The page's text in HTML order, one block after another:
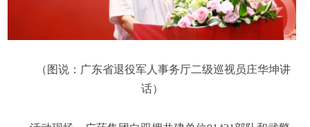
（图说：广东省退役军人事务厅二级巡视员庄华坤讲
话）